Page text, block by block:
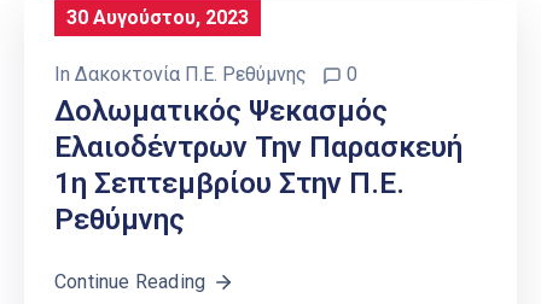
30 Αυγούστου, 2023
In Δακοκτονία Π.Ε. Ρεθύμνης 0
Δολωματικός Ψεκασμός
Ελαιοδέντρων Την Παρασκευή
1η Σεπτεμβρίου Στην Π.Ε.
Ρεθύμνης
Continue Reading